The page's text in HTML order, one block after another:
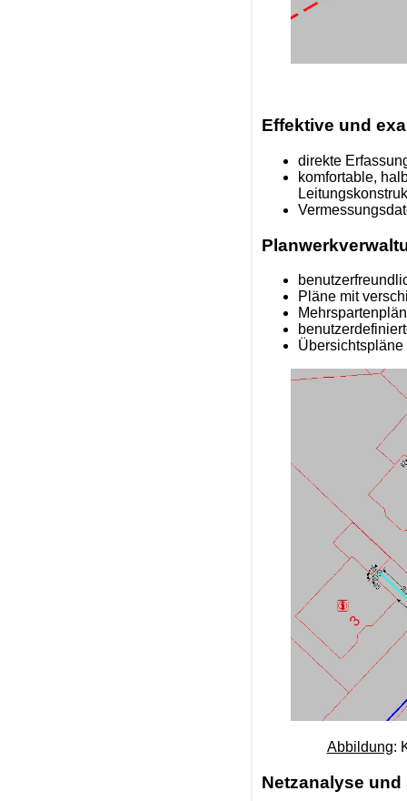
Effektive und
direkte
komfortable,
Pläne mit
Abbildung:
Netzanalyse